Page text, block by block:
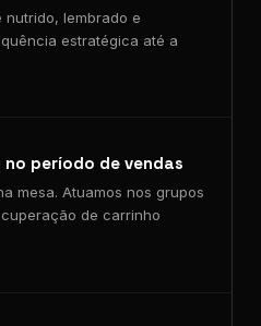
nutrido, lembrado e
estratégica até a
período de vendas
mesa. Atuamos nos grupos
de carrinho